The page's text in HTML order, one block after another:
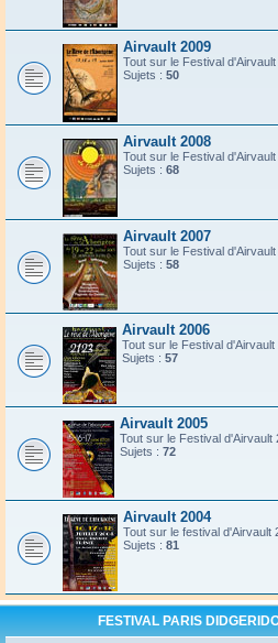
Airvault 2009
Tout sur le Festival d'Airvault
Sujets : 50
Airvault 2008
Tout sur le Festival d'Airvault
Sujets : 68
Airvault 2007
Tout sur le Festival d'Airvault
Sujets : 58
Airvault 2006
Tout sur le Festival d'Airvault
Sujets : 57
Airvault 2005
Tout sur le Festival d'Airvault
Sujets : 72
Airvault 2004
Tout sur le festival d'Airvault
Sujets : 81
FESTIVAL PARIS